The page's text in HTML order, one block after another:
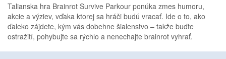
Talianska hra Brainrot Survive Parkour ponúka zmes humoru,
akcie a výziev, vďaka ktorej sa hráči budú vracať. Ide o to, ako
ďaleko zájdete, kým vás dobehne šialenstvo – takže buďte
ostražití, pohybujte sa rýchlo a nenechajte brainrot vyhrať.